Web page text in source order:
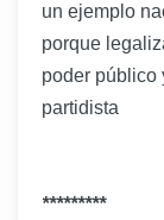
un ejemplo
porque
poder público
partidista
*********